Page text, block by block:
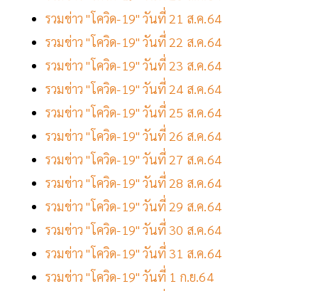
รวมข่าว "โควิด-19" วันที่ 21 ส.ค.64
รวมข่าว "โควิด-19" วันที่ 22 ส.ค.64
รวมข่าว "โควิด-19" วันที่ 23 ส.ค.64
รวมข่าว "โควิด-19" วันที่ 24 ส.ค.64
รวมข่าว "โควิด-19" วันที่ 25 ส.ค.64
รวมข่าว "โควิด-19" วันที่ 26 ส.ค.64
รวมข่าว "โควิด-19" วันที่ 27 ส.ค.64
รวมข่าว "โควิด-19" วันที่ 28 ส.ค.64
รวมข่าว "โควิด-19" วันที่ 29 ส.ค.64
รวมข่าว "โควิด-19" วันที่ 30 ส.ค.64
รวมข่าว "โควิด-19" วันที่ 31 ส.ค.64
รวมข่าว "โควิด-19" วันที่ 1 ก.ย.64